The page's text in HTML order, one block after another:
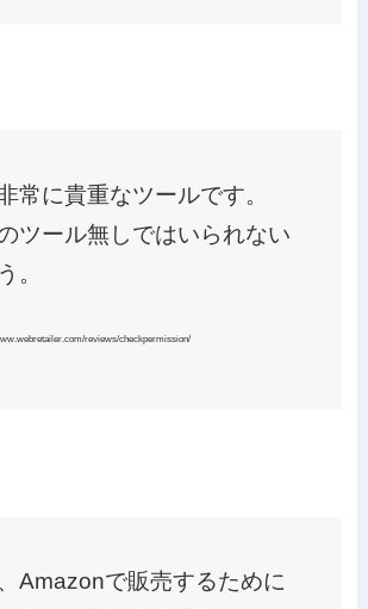
常に貴重なツールです。
ツール無しではいられない
。
reviews/checkpermission/
Amazonで販売するために